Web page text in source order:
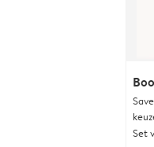
Set